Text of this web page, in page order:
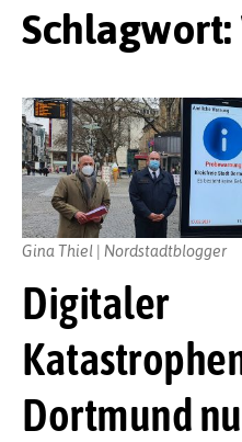
Schlagwort:
Digitaler
Dortmund
Gina Thiel | Nordstadtblogger